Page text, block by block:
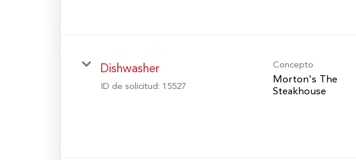
Dishwasher
ID de solicitud: 15527
Concepto
Morton's The
Steakhouse